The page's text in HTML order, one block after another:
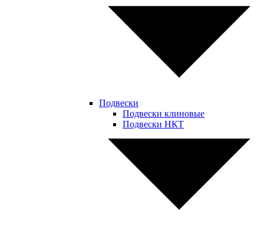
Подвески
Подвески клиновые
Подвески НКТ